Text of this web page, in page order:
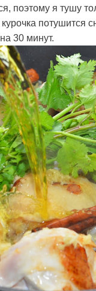
поэтому я тушу
потушится
30 минут.